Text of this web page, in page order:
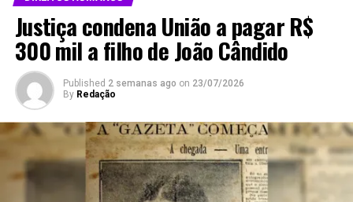
A obra está em fase final de execução, e a Prefeitura
prevê a entrega das unidades até novembro, após a
conclusão das etapas técnicas e da definição das
famílias contempladas.
Após a conclusão, os apartamentos serão repassados
Justiça condena União a pagar R$
300 mil a filho de João Cândido
Published 2 semanas ago on 23/07/2026
By Redação